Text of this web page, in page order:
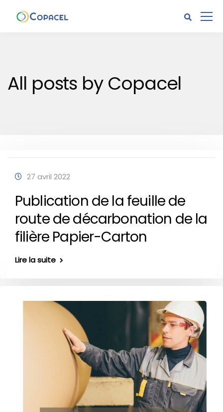
All posts by Copacel
27 avril 2022
Publication de la feuille de
route de décarbonation de la
filière Papier-Carton
Lire la suite